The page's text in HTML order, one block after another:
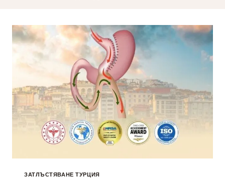
ЗАТЛЪСТЯВАНЕ ТУРЦИЯ